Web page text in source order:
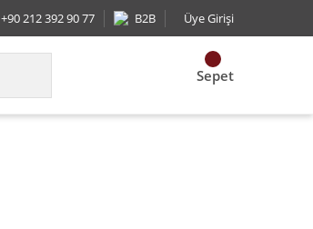
+90 212 392 90 77 B2B Üye Girişi
Sepet